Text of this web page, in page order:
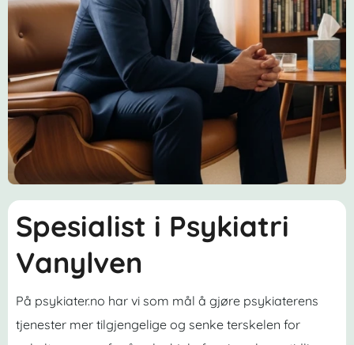
Spesialist i Psykiatri
Vanylven
På psykiater.no har vi som mål å gjøre psykiaterens
tjenester mer tilgjengelige og senke terskelen for